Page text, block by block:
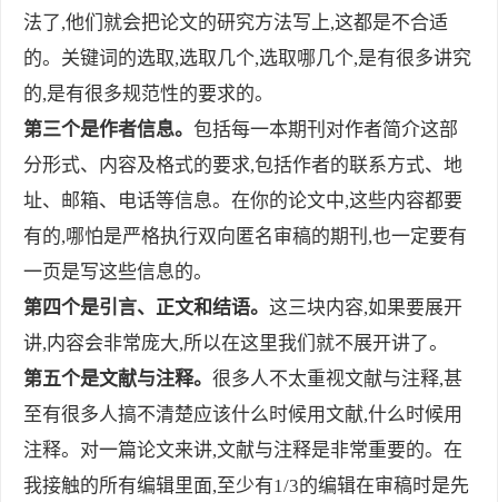
法了,他们就会把论文的研究方法写上,这都是不合适
的。关键词的选取,选取几个,选取哪几个,是有很多讲究
的,是有很多规范性的要求的。
第三个是作者信息。 包括每一本期刊对作者简介这部
分形式、内容及格式的要求,包括作者的联系方式、地
址、邮箱、电话等信息。在你的论文中,这些内容都要
有的,哪怕是严格执行双向匿名审稿的期刊,也一定要有
一页是写这些信息的。
第四个是引言、正文和结语。 这三块内容,如果要展开
讲,内容会非常庞大,所以在这里我们就不展开讲了。
第五个是文献与注释。 很多人不太重视文献与注释,甚
至有很多人搞不清楚应该什么时候用文献,什么时候用
注释。对一篇论文来讲,文献与注释是非常重要的。在
我接触的所有编辑里面,至少有1/3的编辑在审稿时是先